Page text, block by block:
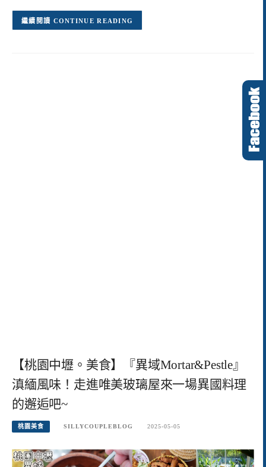
CONTINUE READING
【桃園中壢。美食】『異域Mortar&Pestle』
滇緬風味！走進唯美玻璃屋來一場異國料理
的邂逅吧~
桃園美食 SILLYCOUPLEBLOG 2025-05-05